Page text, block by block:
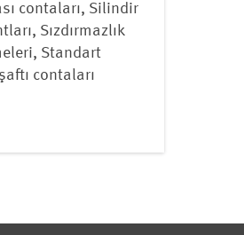
contaları, Silindir
Sızdırmazlık
Standart
contaları